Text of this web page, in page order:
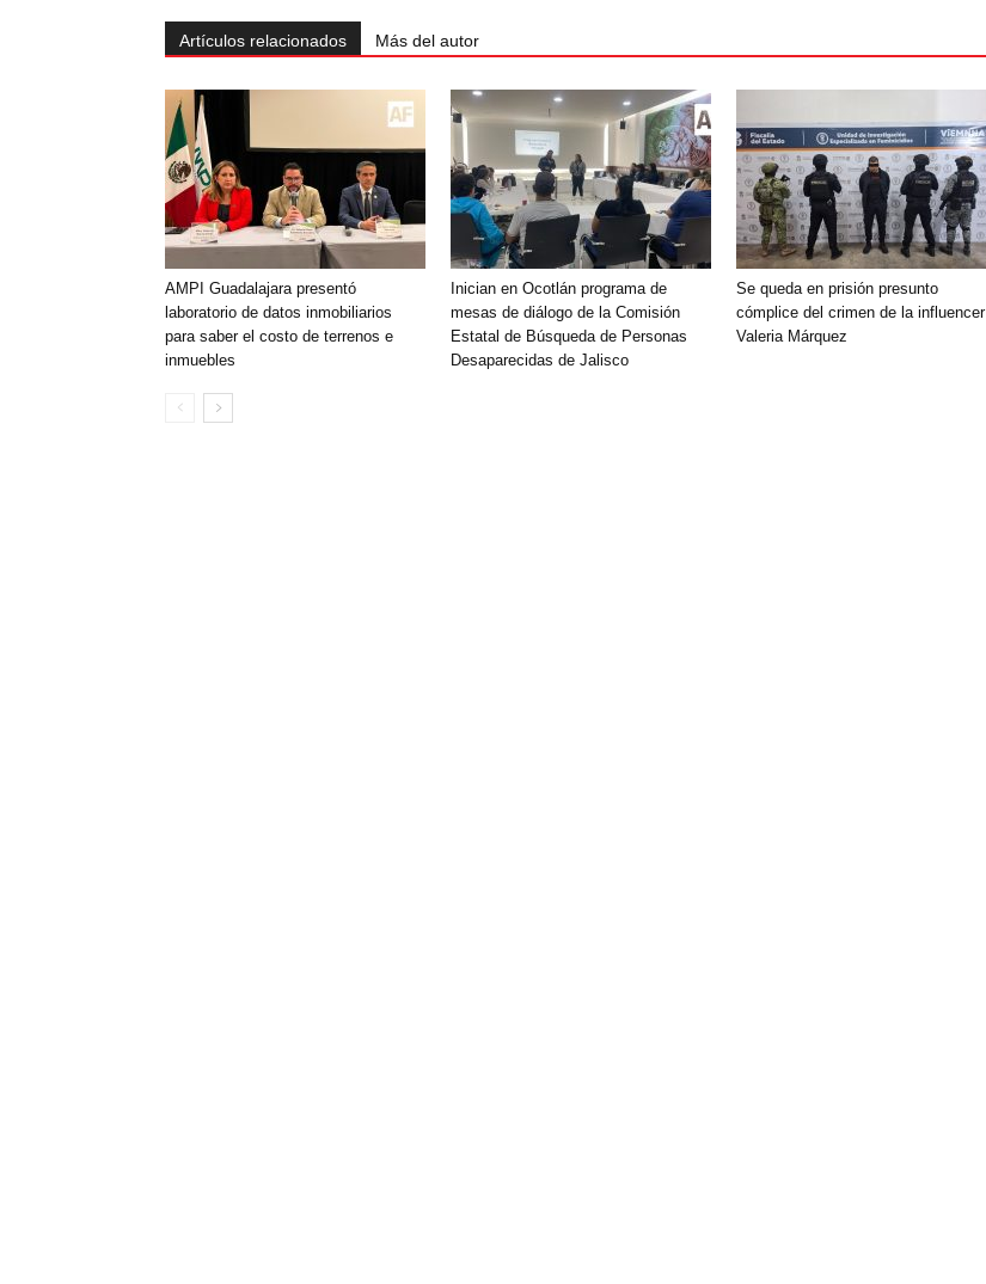
Artículos relacionados Más del autor
AMPI Guadalajara presentó
laboratorio de datos inmobiliarios
para saber el costo de terrenos e
inmuebles
Inician en Ocotlán programa de
mesas de diálogo de la Comisión
Estatal de Búsqueda de Personas
Desaparecidas de Jalisco
Se queda en prisión presunto
cómplice del crimen de la influencer
Valeria Márquez